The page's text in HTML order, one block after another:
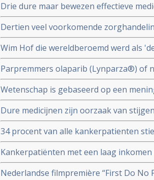
Drie dure maar bewezen effectieve
Enhertu Trastuzumab Deruxtecan en
uit het basispakket omdat ze te duur
Dertien veel voorkomende
uit de richtlijnen omdat de effectiviteit
Wim Hof die wereldberoemd werd als
geterroriseerd te hebben en wordt
huiselijk geweld
Parpremmers olaparib (Lynparza®) of
borstkanker worden gedeeltelijk uit
Nederland
Wetenschap is gebaseerd op een
collega's n.a.v. 30 diepte interviews
postdocs, assistenten in opleiding
Dure medicijnen zijn oorzaak van
opsporingstechnieken zorgt voor
IKNL en RIVM
34 procent van alle kankerpatienten
diagnose. Toch spreekt Integraal
verbetering
Kankerpatiënten met een laag
aan de ziekte te overlijden dan
het Integraal Kankercentrum Nederland
Nederlandse filmpremière “First Do No